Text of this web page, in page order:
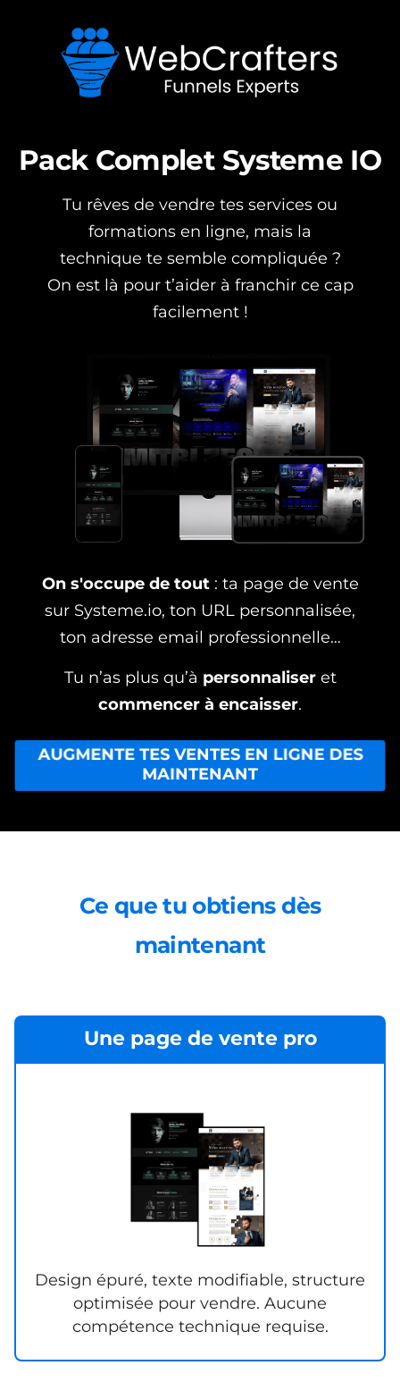
Pack Complet Systeme IO
Tu rêves de vendre tes services ou
formations en ligne, mais la
technique te semble compliquée ?
On est là pour t’aider à franchir ce cap
facilement !
On s'occupe de tout: ta page de vente
sur Systeme.io, ton URL personnalisée,
ton adresse email professionnelle…
Tu n’as plus qu’à personnaliseret
commencer à encaisser.
AUGMENTE TES VENTES EN LIGNE DES
MAINTENANT
Ce que tu obtiens dès
maintenant
Une page de vente pro
Design épuré, texte modifiable, structure
optimisée pour vendre. Aucune
compétence technique requise.